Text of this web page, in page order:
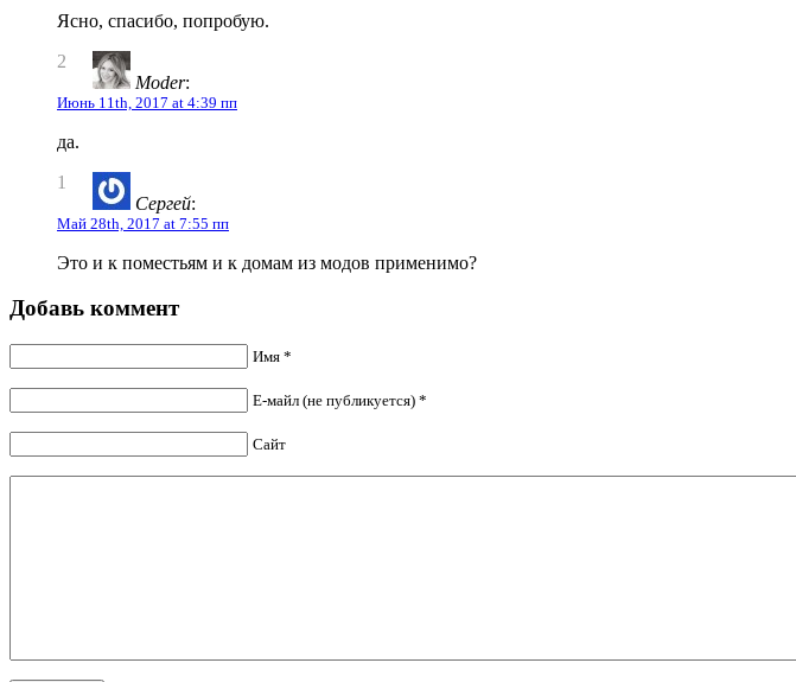
Ясно, спасибо, попробую.
2
Moder:
Июнь 11th, 2017 at 4:39 пп
да.
1
Сергей:
Май 28th, 2017 at 7:55 пп
Это и к поместьям и к домам из модов применимо?
Добавь коммент
Имя *
Е-майл (не публикуется) *
Сайт